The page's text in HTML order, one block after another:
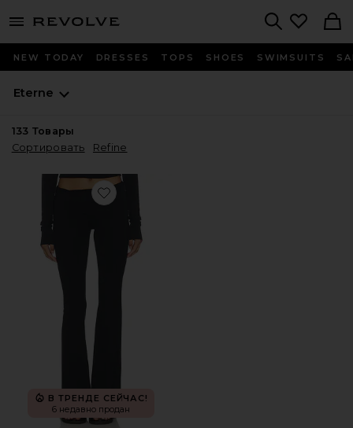
menu - shows more content
NEW TODAY DRESSES TOPS SHOES SWIMSUITS
Eterne
133 Товары
Сортировать
Refine
Favorite РАСКЛЕШЕННЫЕ БРЮКИ С ОТВОРОТОМ НА
В ТРЕНДЕ СЕЙЧАС!
6 недавно продан